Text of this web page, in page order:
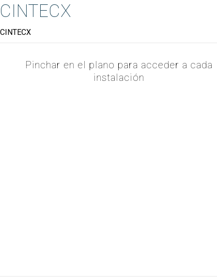
CINTECX
CINTECX
Pinchar en el plano para acceder a cada
instalación